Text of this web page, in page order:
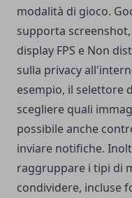
modalità di gioco.
supporta
display FPS e Non
sulla privacy
esempio, il selettore
scegliere quali
possibile anche
inviare notifiche.
raggruppare i tipi di
condividere, incluse